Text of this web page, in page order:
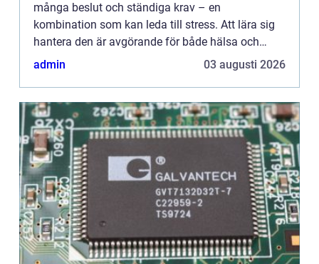
många beslut och ständiga krav – en
kombination som kan leda till stress. Att lära sig
hantera den är avgörande för både hälsa och
framg&arin...
admin 03 augusti 2026